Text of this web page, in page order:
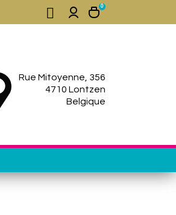
 0
Rue Mitoyenne, 356
4710 Lontzen
Belgique